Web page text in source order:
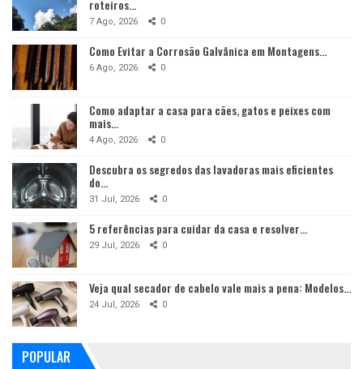
roteiros…
7 Ago, 2026 0
Como Evitar a Corrosão Galvânica em Montagens…
6 Ago, 2026 0
Como adaptar a casa para cães, gatos e peixes com
mais…
4 Ago, 2026 0
Descubra os segredos das lavadoras mais eficientes
do…
31 Jul, 2026 0
5 referências para cuidar da casa e resolver…
29 Jul, 2026 0
Veja qual secador de cabelo vale mais a pena: Modelos…
24 Jul, 2026 0
POPULAR